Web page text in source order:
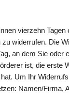
vierzehn Tagen
widerrufen. Die
an dem Sie oder
ist, die erste
Um Ihr
Namen/Firma,